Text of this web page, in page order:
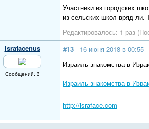
Участники из городских
из сельских школ вряд ли.
Редактировалось: 1 раз
Israfacenus
Сообщений: 3
#13 - 16 июня 2018 в 00:55
Израиль знакомства в
Израиль знакомства в
http://israface.com